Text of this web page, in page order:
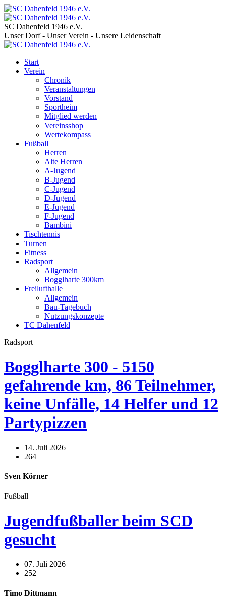
SC Dahenfeld 1946 e.V.
Unser Dorf - Unser Verein - Unsere Leidenschaft
Start
Verein
Chronik
Veranstaltungen
Vorstand
Sportheim
Mitglied werden
Vereinsshop
Wertekompass
Fußball
Herren
Alte Herren
A-Jugend
B-Jugend
C-Jugend
D-Jugend
E-Jugend
F-Jugend
Bambini
Tischtennis
Turnen
Fitness
Radsport
Allgemein
Bogglharte 300km
Freilufthalle
Allgemein
Bau-Tagebuch
Nutzungskonzepte
TC Dahenfeld
Radsport
Bogglharte 300 - 5150
gefahrende km, 86 Teilnehmer,
keine Unfälle, 14 Helfer und 12
Partypizzen
14. Juli 2026
264
Sven Körner
Fußball
Jugendfußballer beim SCD
gesucht
07. Juli 2026
252
Timo Dittmann